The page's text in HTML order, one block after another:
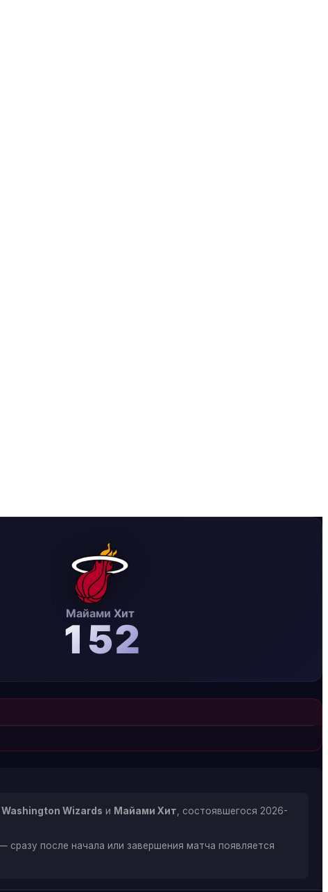
Майами Хит
152
Washington Wizards и Майами Хит , состоявшегося 2026-
после начала или завершения матча появляется